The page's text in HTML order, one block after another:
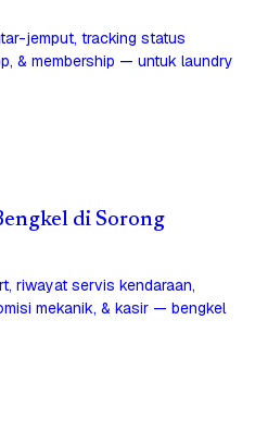
jemput, tracking status
& membership — untuk laundry
di Sorong
riwayat servis kendaraan,
mekanik, & kasir — bengkel